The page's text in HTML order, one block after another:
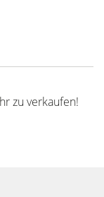
zu verkaufen!